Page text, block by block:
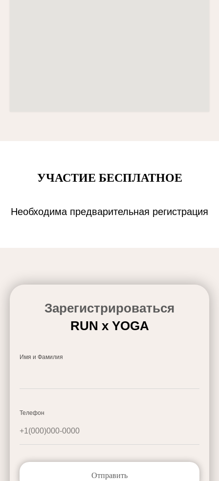
УЧАСТИЕ БЕСПЛАТНОЕ
Необходима предварительная регистрация
Зарегистрироваться
RUN х YOGA
Имя и Фамилия
Телефон
Отправить